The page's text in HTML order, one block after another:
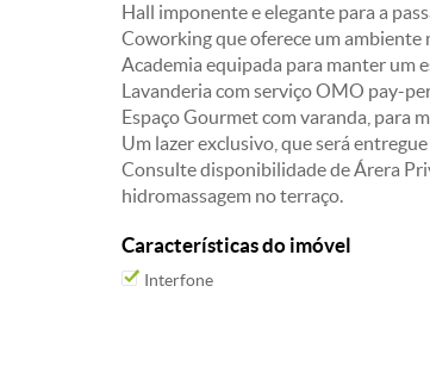
Hall imponente e elegante para a
Coworking que oferece um
Academia equipada para manter um
Lavanderia com serviço OMO pay-
Espaço Gourmet com varanda, para
Um lazer exclusivo, que será
Consulte disponibilidade de Árera
hidromassagem no terraço.
Características do imóvel
Interfone